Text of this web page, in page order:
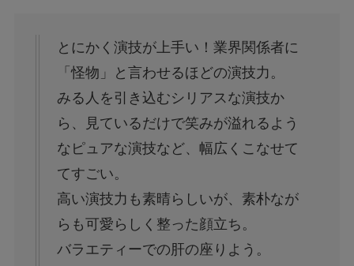
とにかく演技が上手い！業界関係者に
「怪物」と言わせるほどの演技力。
みる人を引き込むシリアスな演技か
ら、見ているだけで笑みが溢れるよう
なピュアな演技など、幅広くこなせて
てすごい。
高い演技力も素晴らしいが、素朴なが
らも可愛らしく整った顔立ち。
バラエティーでの肝の座りよう。